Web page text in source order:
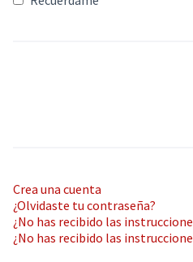
Crea una cuenta
¿Olvidaste tu contraseña?
¿No has recibido las
¿No has recibido las